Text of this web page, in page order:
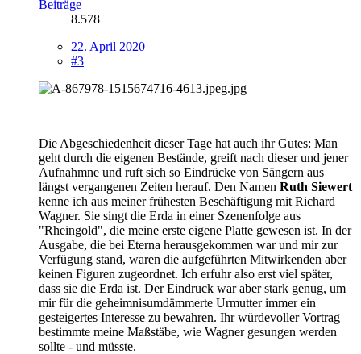
Beiträge
8.578
22. April 2020
#3
Die Abgeschiedenheit dieser Tage hat auch ihr Gutes: Man
geht durch die eigenen Bestände, greift nach dieser und jener
Aufnahmne und ruft sich so Eindrücke von Sängern aus
längst vergangenen Zeiten herauf. Den Namen Ruth Siewert
kenne ich aus meiner frühesten Beschäftigung mit Richard
Wagner. Sie singt die Erda in einer Szenenfolge aus
"Rheingold", die meine erste eigene Platte gewesen ist. In der
Ausgabe, die bei Eterna herausgekommen war und mir zur
Verfügung stand, waren die aufgeführten Mitwirkenden aber
keinen Figuren zugeordnet. Ich erfuhr also erst viel später,
dass sie die Erda ist. Der Eindruck war aber stark genug, um
mir für die geheimnisumdämmerte Urmutter immer ein
gesteigertes Interesse zu bewahren. Ihr würdevoller Vortrag
bestimmte meine Maßstäbe, wie Wagner gesungen werden
sollte - und müsste.